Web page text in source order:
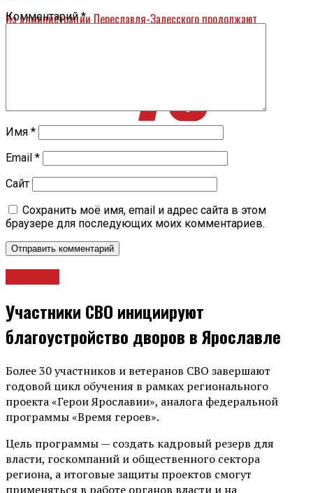
Из администрации Переславля-Залесского продолжают
Комментарий*
Имя *
Email *
Сайт
Сохранить моё имя, email и адрес сайта в этом
браузере для последующих моих комментариев.
Участники СВО инициируют
благоустройство дворов в Ярославле
Более 30 участников и ветеранов СВО завершают
годовой цикл обучения в рамках регионального
проекта «Герои Ярославии», аналога федеральной
программы «Время героев».
Цель программы — создать кадровый резерв для
власти, госкомпаний и общественного сектора
региона, а итоговые защиты проектов смогут
применяться в работе органов власти и на